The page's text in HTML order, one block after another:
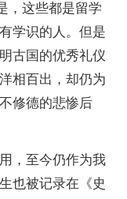
，这些都是留学
学识的人。但是
古国的优秀礼仪
相百出，却仍为
修德的悲惨后
，至今仍作为我
也被记录在《史